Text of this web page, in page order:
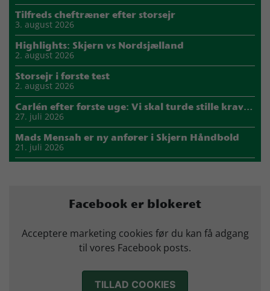
Tilfreds cheftræner efter storsejr
3. august 2026
Highlights: Skjern vs Nordsjælland
2. august 2026
Storsejr i første test
2. august 2026
Carlén efter første uge: Vi skal turde stille krav til hinanden
27. juli 2026
Mads Mensah er ny anfører i Skjern Håndbold
21. juli 2026
Marius Nørsøller udlejes til HØJ Elite
Morten Vium takker af efter 17 sæsoner i grønt
12. juli 2026
Facebook er blokeret
Acceptere marketing cookies før du kan få adgang
til vores Facebook posts.
TILLAD COOKIES